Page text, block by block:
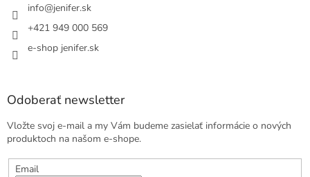
info@jenifer.sk
+421 949 000 569
e-shop jenifer.sk
Odoberať newsletter
Vložte svoj e-mail a my Vám budeme zasielať informácie o nových
produktoch na našom e-shope.
Email